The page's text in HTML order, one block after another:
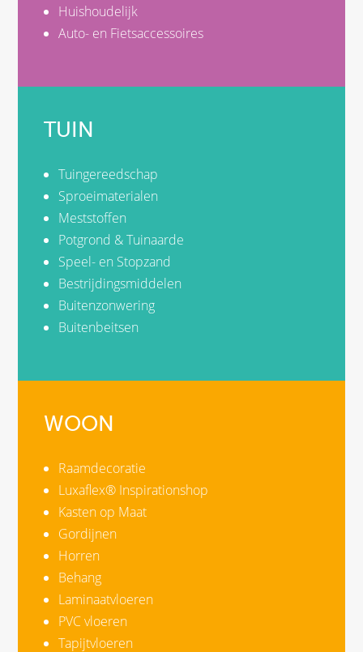
Huishoudelijk
Auto- en Fietsaccessoires
TUIN
Tuingereedschap
Sproeimaterialen
Meststoffen
Potgrond & Tuinaarde
Speel- en Stopzand
Bestrijdingsmiddelen
Buitenzonwering
Buitenbeitsen
WOON
Raamdecoratie
Luxaflex® Inspirationshop
Kasten op Maat
Gordijnen
Horren
Behang
Laminaatvloeren
PVC vloeren
Tapijtvloeren